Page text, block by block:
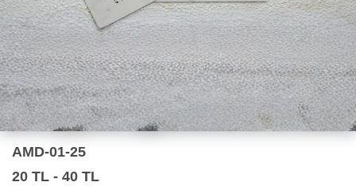
AMD-01-25
20 TL - 40 TL